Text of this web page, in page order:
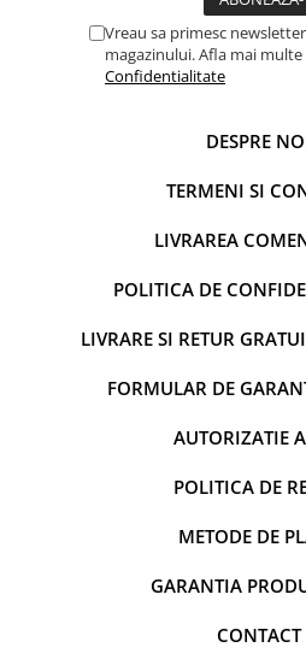
Vreau sa primesc
magazinului. Afla mai multe
Confidentialitate
DESPRE
TERMENI SI
LIVRAREA
POLITICA DE
LIVRARE SI RETUR
FORMULAR DE
AUTORIZATIE
POLITICA DE
METODE DE
GARANTIA
CONTACT